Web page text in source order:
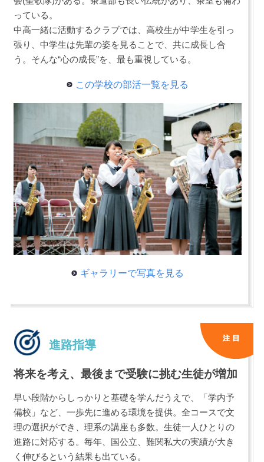
っている。
中高一緒に活動するクラブでは、高校生が中学生を引っ
張り、中学生は先輩の姿を見ることで、共に成長し合
う。そんな“心の成長”を、最も重視している。
この学校の部活一覧を見る
ギャラリーで写真を見る
進路指導
将来を考え、最後まで受験に挑む生徒が増加
早い段階からしっかりと基礎を学んだうえで、「学内予
備校」など、一歩先に進める環境を提供。全コースで文
理の選択ができ、理系の講座も多数。生徒一人ひとりの
進路に対応する。毎年、国公立、難関私大の実績が大き
く伸びるという結果も出ている。